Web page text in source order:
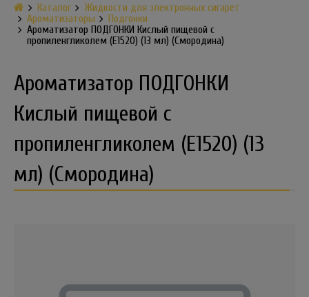
Каталог
Жидкости для электронных сигарет
Ароматизаторы
Подгонки
Ароматизатор ПОДГОНКИ Кислый пищевой с
пропиленгликолем (Е1520) (13 мл) (Смородина)
Ароматизатор ПОДГОНКИ
Кислый пищевой с
пропиленгликолем (Е1520) (13
мл) (Смородина)